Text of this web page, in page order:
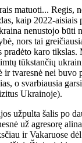
matuoti... Regis,
kaip 2022-aisiais
nenustojo būti
nors tai
pradėto karo tikslas.
tūkstančių
ir tvaresnė nei buvo
o svarbiausia
Ukrainoje).
užpulta šalis po
už agresorę
ir Vakaruose